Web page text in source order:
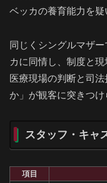
ベッカの養育能力を疑
同じくシングルマザ
カに同情し、制度と現
医療現場の判断と司
か」が観客に突きつけ
スタッフ・キャ
項目